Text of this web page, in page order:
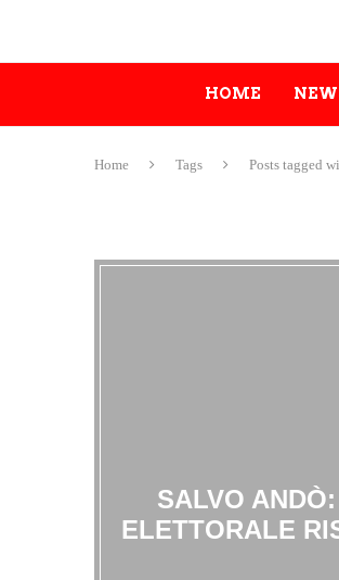
HOME
Home Tags Posts tagged
SALVO
ELETTORALE